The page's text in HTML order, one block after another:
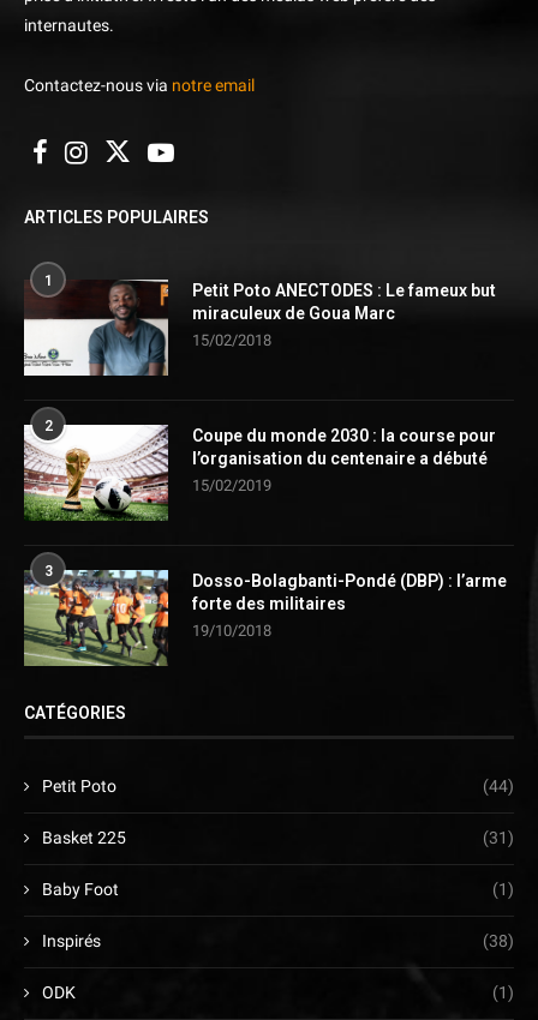
internautes.
Contactez-nous via notre email
ARTICLES POPULAIRES
1
Petit Poto ANECTODES : Le fameux but
miraculeux de Goua Marc
15/02/2018
2
Coupe du monde 2030 : la course pour
l’organisation du centenaire a débuté
15/02/2019
3
Dosso-Bolagbanti-Pondé (DBP) : l’arme
forte des militaires
19/10/2018
CATÉGORIES
Petit Poto (44)
Basket 225 (31)
Baby Foot (1)
Inspirés (38)
ODK (1)